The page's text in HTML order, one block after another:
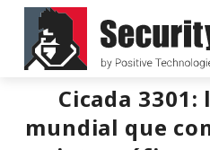
Cicada 3301:
mundial que